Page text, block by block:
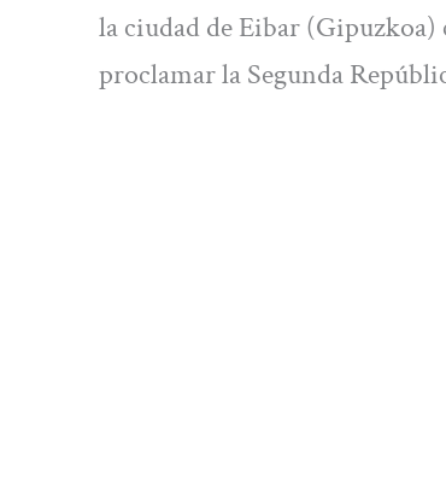
la ciudad de Eibar
proclamar la Segunda